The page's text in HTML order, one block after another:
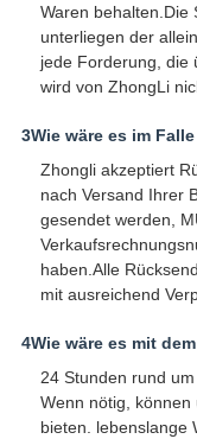
Waren behalten.Die
unterliegen der
jede Forderung, die
wird von ZhongLi
3Wie wäre es im
Zhongli akzeptiert
nach Versand Ihrer
gesendet werden,
haben.Alle
mit ausreichend
4Wie wäre es mit
24 Stunden rund
Wenn nötig,
bieten. lebenslange